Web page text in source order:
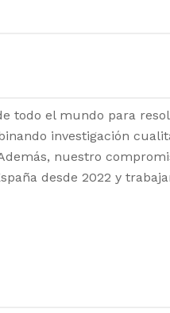
todo el mundo para
investigación
nuestro
desde 2022 y